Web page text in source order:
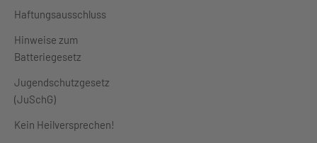
Haftungsausschluss
Hinweise zum
Batteriegesetz
Jugendschutzgesetz
(JuSchG)
Kein Heilversprechen!